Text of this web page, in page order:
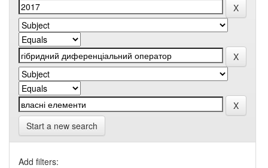
Start a new search
Add filters: